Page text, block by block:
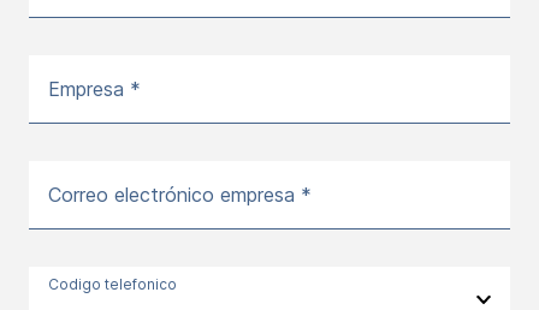
Empresa *
Correo electrónico empresa *
Codigo telefonico